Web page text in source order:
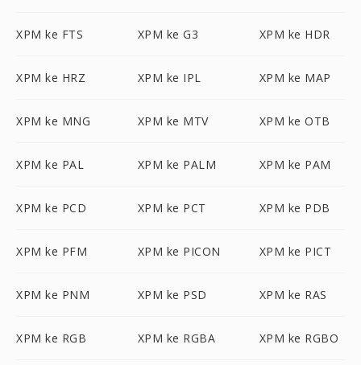
XPM ke FTS XPM ke G3 XPM ke HDR
XPM ke HRZ XPM ke IPL XPM ke MAP
XPM ke MNG XPM ke MTV XPM ke OTB
XPM ke PAL XPM ke PALM XPM ke PAM
XPM ke PCD XPM ke PCT XPM ke PDB
XPM ke PFM XPM ke PICON XPM ke PICT
XPM ke PNM XPM ke PSD XPM ke RAS
XPM ke RGB XPM ke RGBA XPM ke RGBO